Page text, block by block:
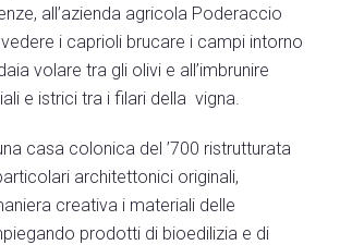
all’azienda agricola Poderaccio
i caprioli brucare i campi intorno
volare tra gli olivi e all’imbrunire
e istrici tra i filari della vigna.
casa colonica del ’700 ristrutturata
architettonici originali,
creativa i materiali delle
prodotti di bioedilizia e di